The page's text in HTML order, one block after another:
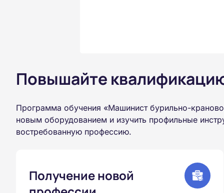
Повышайте
Программа обучения «Машинист бурильно-
новым оборудованием и изучить профильные
востребованную профессию.
Получение новой